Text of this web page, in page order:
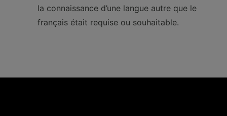
la connaissance d’une langue autre que le
français était requise ou souhaitable.